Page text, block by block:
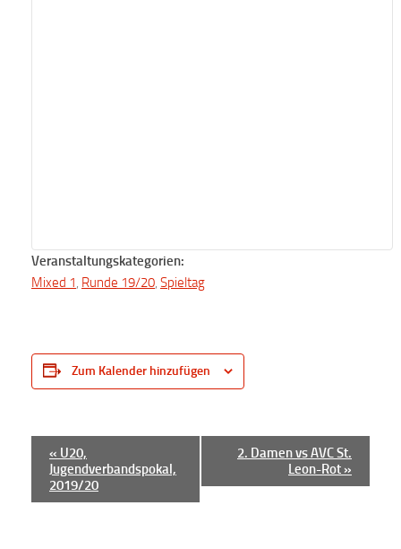
Veranstaltungskategorien:
Mixed 1 Runde 19/20 Spieltag
Zum Kalender hinzufügen
r
« U20,
Jugendverbandspokal,
2019/20
2. Damen vs AVC St.
Leon-Rot »